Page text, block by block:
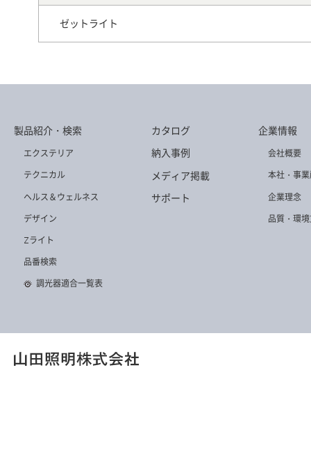
Z-A21 Z-B17 B
ゼットライト
製品紹介・検索
エクステリア
テクニカル
ヘルス＆ウェルネス
デザイン
Zライト
品番検索
調光器適合一覧表
カタログ
納入事例
メディア掲載
サポート
企業情報
会社概要
本社・事
企業理念
品質・環